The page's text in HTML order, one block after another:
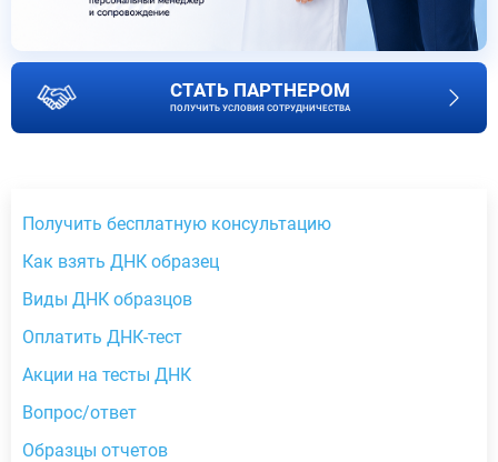
СТАТЬ ПАРТНЕРОМ
ПОЛУЧИТЬ УСЛОВИЯ СОТРУДНИЧЕСТВА
Получить бесплатную консультацию
Как взять ДНК образец
Виды ДНК образцов
Оплатить ДНК-тест
Акции на тесты ДНК
Вопрос/ответ
Образцы отчетов